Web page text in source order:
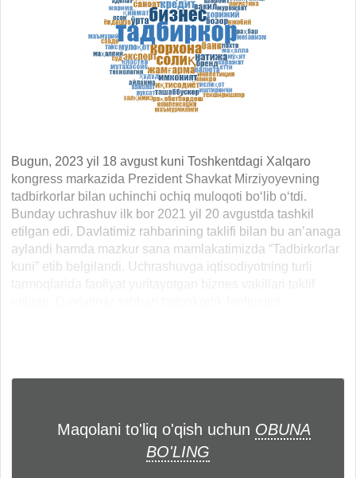
Bugun, 2023 yil 18 avgust kuni Toshkentdagi Xalqaro
kongress markazida Prezident Shavkat Mirziyoyevning
tadbirkorlar bilan uchinchi ochiq muloqoti bo‘lib o‘tdi.
Bunday uchrashuv ilk bor 2021 yil 20 avgustda tashkil
etilgan edi. Davlatimiz rahbarining taklifi bilan bu an’anaga
aylandi hamda mazkur sana mamlakatimizda “Tadbirkorlar
kuni” etib belgilandi. Uchrashuvga iqtisodiyotning turli
Maqolani to'liq o'qish uchun OBUNA
BO'LING